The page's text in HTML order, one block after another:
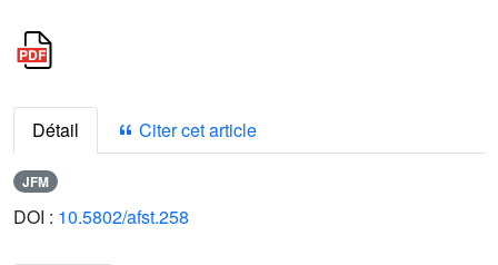
Détail Citer cet article
JFM
DOI : 10.5802/afst.258